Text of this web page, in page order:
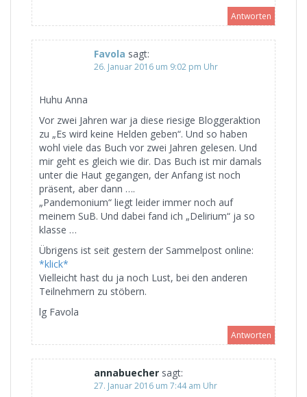
Antworten
Favola sagt:
26. Januar 2016 um 9:02 pm Uhr
Huhu Anna
Vor zwei Jahren war ja diese riesige Bloggeraktion
zu „Es wird keine Helden geben“. Und so haben
wohl viele das Buch vor zwei Jahren gelesen. Und
mir geht es gleich wie dir. Das Buch ist mir damals
unter die Haut gegangen, der Anfang ist noch
präsent, aber dann ….
„Pandemonium“ liegt leider immer noch auf
meinem SuB. Und dabei fand ich „Delirium“ ja so
klasse …
Übrigens ist seit gestern der Sammelpost online:
*klick*
Vielleicht hast du ja noch Lust, bei den anderen
Teilnehmern zu stöbern.
lg Favola
Antworten
annabuecher sagt:
27. Januar 2016 um 7:44 am Uhr